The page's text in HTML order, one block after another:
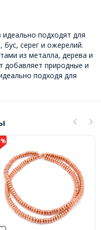
идеально подходят для
бус, серег и ожерелий.
из металла, дерева и
добавляет природные и
подходя для